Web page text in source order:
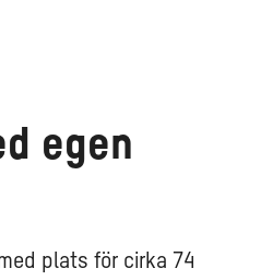
egen
plats för cirka 74